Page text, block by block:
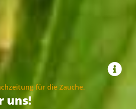
für die Zauche.
uns!